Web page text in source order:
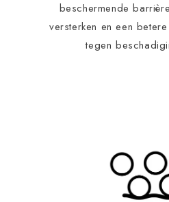
beschermende
versterken en een
tegen